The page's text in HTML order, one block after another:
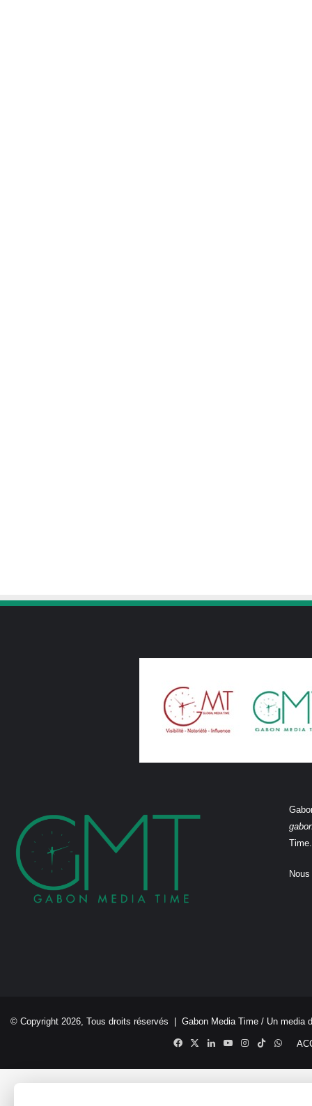
Time.
© Copyright 2026, Tous droits réservés | Gabon Media Time / Un media
Facebook
X LinkedinYouTubeInstagram
TikTok